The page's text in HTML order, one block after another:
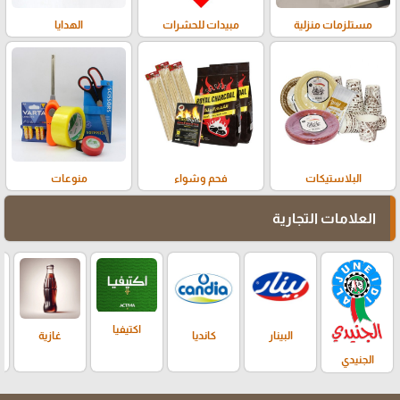
مستلزمات منزلية مبيدات للحشرات الهدايا
البلاستيكات فحم وشواء منوعات
العلامات التجارية
الجنيدي
البينار كانديا
اكتيفيا
غازية